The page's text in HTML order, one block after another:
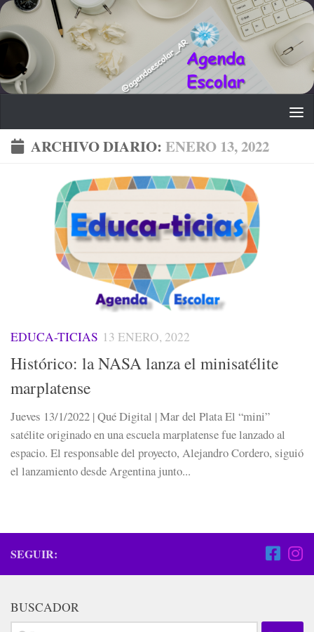
Saltar al contenido
ARCHIVO DIARIO: ENERO 13, 2022
EDUCA-TICIAS 13 ENERO, 2022
Histórico: la NASA lanza el minisatélite
marplatense
Jueves 13/1/2022 | Qué Digital | Mar del Plata El “mini”
satélite originado en una escuela marplatense fue lanzado al
espacio. El responsable del proyecto, Alejandro Cordero, siguió
el lanzamiento desde Argentina junto...
SEGUIR:
BUSCADOR